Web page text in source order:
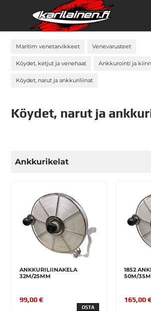
Maritim venetarvikkeet Venevarusteet
Köydet, ketjut ja venehaat Ankkurointi ja
Köydet, narut ja ankkuriliinat
Köydet, narut ja
Ankkurikelat
ANKKURILIINAKELA
32M/25MM
99,00 €
OSTA
1852
50M/
165,00 €